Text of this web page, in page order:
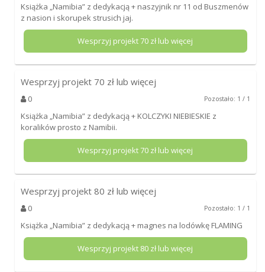
Książka „Namibia” z dedykacją + naszyjnik nr 11 od Buszmenów
z nasion i skorupek strusich jaj.
Wesprzyj projekt70 zł lub więcej
Wesprzyj projekt 70 zł lub więcej
0 Pozostało: 1 / 1
Książka „Namibia” z dedykacją + KOLCZYKI NIEBIESKIE z
koralików prosto z Namibii.
Wesprzyj projekt70 zł lub więcej
Wesprzyj projekt 80 zł lub więcej
0 Pozostało: 1 / 1
Książka „Namibia” z dedykacją + magnes na lodówkę FLAMING
Wesprzyj projekt 80 zł lub więcej